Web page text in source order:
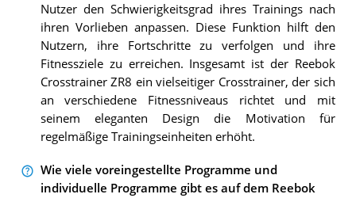
Nutzer den Schwierigkeitsgrad ihres Trainings nach
ihren Vorlieben anpassen. Diese Funktion hilft den
Nutzern, ihre Fortschritte zu verfolgen und ihre
Fitnessziele zu erreichen. Insgesamt ist der Reebok
Crosstrainer ZR8 ein vielseitiger Crosstrainer, der sich
an verschiedene Fitnessniveaus richtet und mit
seinem eleganten Design die Motivation für
regelmäßige Trainingseinheiten erhöht.
Wie viele voreingestellte Programme und
individuelle Programme gibt es auf dem Reebok